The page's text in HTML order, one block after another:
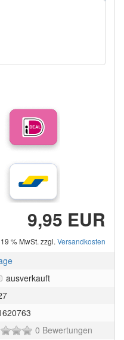
9,95 EUR
% MwSt. zzgl. Versandkosten
ausverkauft
00 Bewertungen